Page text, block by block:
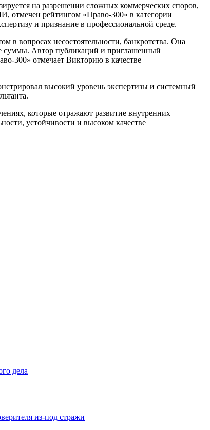
на разрешении сложных коммерческих споров,
отмечен рейтингом «Право-300» в категории
и признание в профессиональной среде.
в вопросах несостоятельности, банкротства. Она
суммы. Автор публикаций и приглашенный
300» отмечает Викторию в качестве
высокий уровень экспертизы и системный
которые отражают развитие внутренних
устойчивости и высоком качестве
дела
из-под стражи